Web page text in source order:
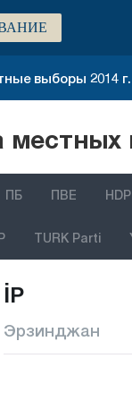
выборы 2014 г.
ПБ ПВЕ HDP
TURK Parti
İP
Эрзинджан